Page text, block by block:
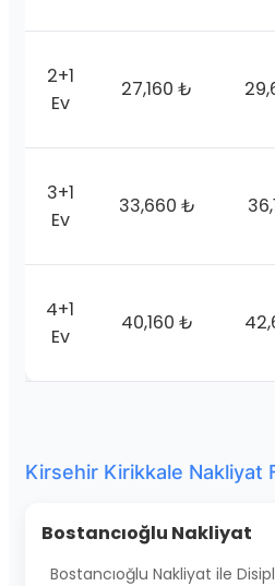
2+1
Ev
27,160 ₺
3+1
Ev
33,660 ₺
4+1
Ev
40,160 ₺
Kirsehir Kirikkale Nakliyat
Bostancıoğlu Nakliyat
Bostancıoğlu Nakliyat ile